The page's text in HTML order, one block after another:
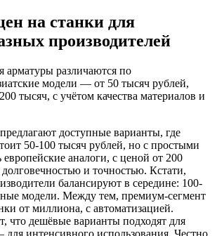
на станки для
производителей
арматуры различаются по
модели — от 50 тысяч рублей,
тысяч, с учётом качества материалов и
доступные варианты, где
50-100 тысяч рублей, но с простыми
аналоги, с ценой от 200
и точностью. Кстати,
балансируют в середине: 100-
модели. Между тем, премиум-сегмент
от миллиона, с автоматизацией.
что дешёвые варианты подходят для
для интенсивного использования. Честно